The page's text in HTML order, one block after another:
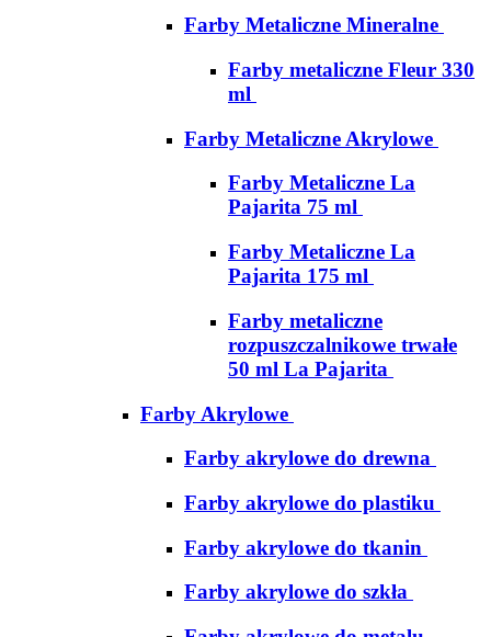
Farby Metaliczne Mineralne
Farby metaliczne Fleur 330
ml
Farby Metaliczne Akrylowe
Farby Metaliczne La
Pajarita 75 ml
Farby Metaliczne La
Pajarita 175 ml
Farby metaliczne
rozpuszczalnikowe trwałe
50 ml La Pajarita
Farby Akrylowe
Farby akrylowe do drewna
Farby akrylowe do plastiku
Farby akrylowe do tkanin
Farby akrylowe do szkła